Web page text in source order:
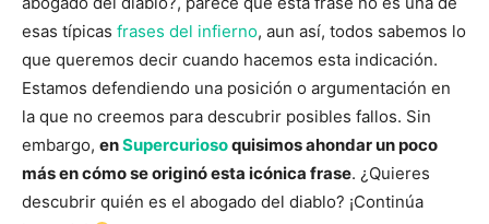
esas típicas frases del infierno, aun así, todos sabemos lo
que queremos decir cuando hacemos esta indicación.
Estamos defendiendo una posición o argumentación en
la que no creemos para descubrir posibles fallos. Sin
embargo, enSupercuriosoquisimos ahondar un poco
más en cómo se originó esta icónica frase. ¿Quieres
descubrir quién es el abogado del diablo? ¡Continúa